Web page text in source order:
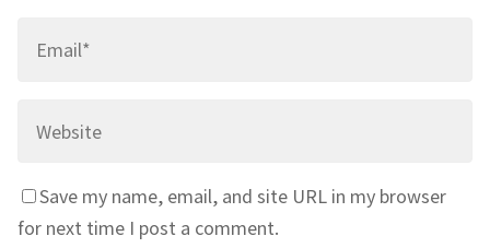
Save my name, email, and site URL in my browser
for next time I post a comment.